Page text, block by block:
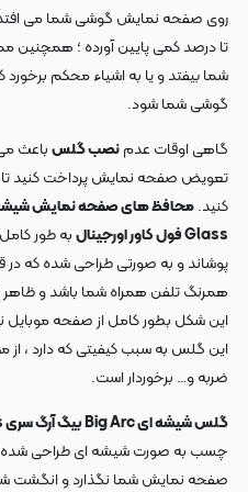
روی صفحه نمایش گوشی شما می
تا درصد کمی پایین آورده ؛
شما بیفتد و یا به اشیاء محکم
گوشی شما شود.
گاهی اوقات عدمنصب گلسباعث
تعویض صفحه نمایش پرداخت کنید تا
کنید.
Glass فول کاور اورجینال
به طور
پوشاند و به صورتی طراحی شده که
همرنگ تلفن همراه شما باشد و
این شکل بطور کامل از صفحه موبایل
این گلس به سبب کیفیتی که دارد ،
ضربه و… برخوردار است.
گلس شیشه ای Big Arc بیگ آرگ سری ESD Glass فول کاور اورجینال
چسب به صورت شیشه ای طراحی شده
صفحه نمایش شما نگذارد و انگشت